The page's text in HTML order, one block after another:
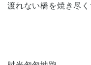
渡れない橋を焼き尽く